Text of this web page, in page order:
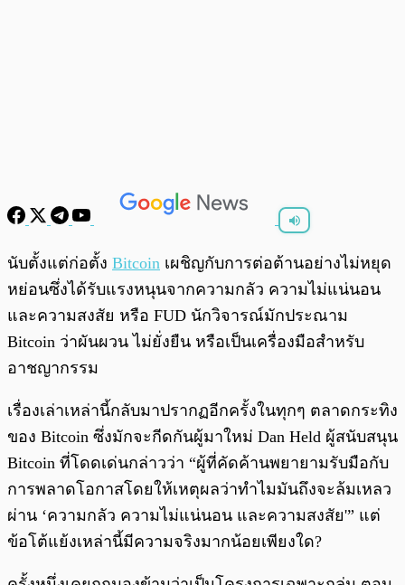
พร้อมเล่น 0:00 /0:00
นับตั้งแต่ก่อตั้ง Bitcoin เผชิญกับการต่อต้านอย่างไม่หยุด
หย่อนซึ่งได้รับแรงหนุนจากความกลัว ความไม่แน่นอน
และความสงสัย หรือ FUD นักวิจารณ์มักประณาม
Bitcoin ว่าผันผวน ไม่ยั่งยืน หรือเป็นเครื่องมือสำหรับ
อาชญากรรม
เรื่องเล่าเหล่านี้กลับมาปรากฏอีกครั้งในทุกๆ ตลาดกระทิง
ของ Bitcoin ซึ่งมักจะกีดกันผู้มาใหม่ Dan Held ผู้สนับสนุน
Bitcoin ที่โดดเด่นกล่าวว่า “ผู้ที่คัดค้านพยายามรับมือกับ
การพลาดโอกาสโดยให้เหตุผลว่าทำไมมันถึงจะล้มเหลว
ผ่าน ‘ความกลัว ความไม่แน่นอน และความสงสัย'” แต่
ข้อโต้แย้งเหล่านี้มีความจริงมากน้อยเพียงใด?